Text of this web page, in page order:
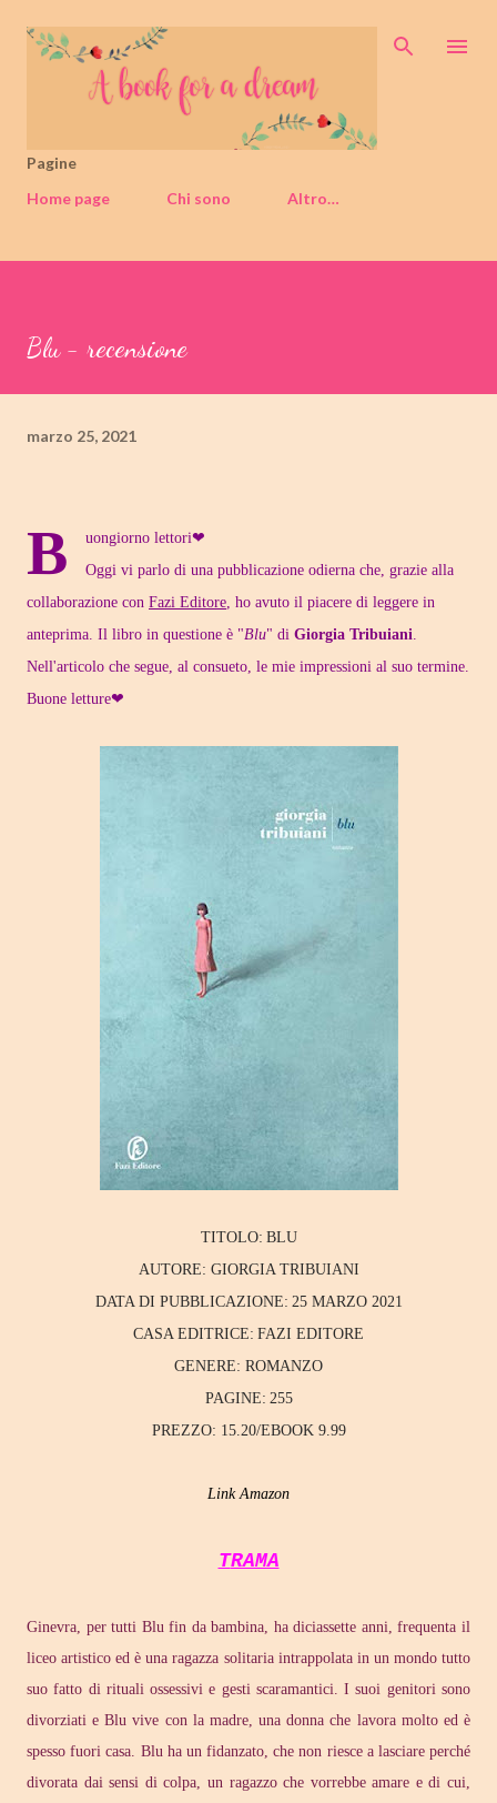
Passa ai contenuti principali
Pagine
Home page
Chi sono Altro…
Blu - recensione
marzo 25, 2021
B
uongiorno lettori❤
Oggi vi parlo di una pubblicazione odierna che, grazie alla
collaborazione con Fazi Editore, ho avuto il piacere di leggere in
anteprima. Il libro in questione è "Blu" di Giorgia Tribuiani.
Nell'articolo che segue, al consueto, le mie impressioni al suo termine.
Buone letture❤
TITOLO: BLU
AUTORE: GIORGIA TRIBUIANI
DATA DI PUBBLICAZIONE: 25 MARZO 2021
CASA EDITRICE: FAZI EDITORE
GENERE: ROMANZO
PAGINE: 255
PREZZO: 15.20/EBOOK 9.99
Link Amazon
TRAMA
Ginevra, per tutti Blu fin da bambina, ha diciassette anni, frequenta il
liceo artistico ed è una ragazza solitaria intrappolata in un mondo tutto
suo fatto di rituali ossessivi e gesti scaramantici. I suoi genitori sono
divorziati e Blu vive con la madre, una donna che lavora molto ed è
spesso fuori casa. Blu ha un fidanzato, che non riesce a lasciare perché
divorata dai sensi di colpa, un ragazzo che vorrebbe amare e di cui,